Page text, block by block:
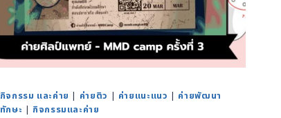
กิจกรรม และค่าย ค่ายติว ค่ายแนะแนว
ค่ายพัฒนา
ทักษะ
กิจกรรมและค่าย